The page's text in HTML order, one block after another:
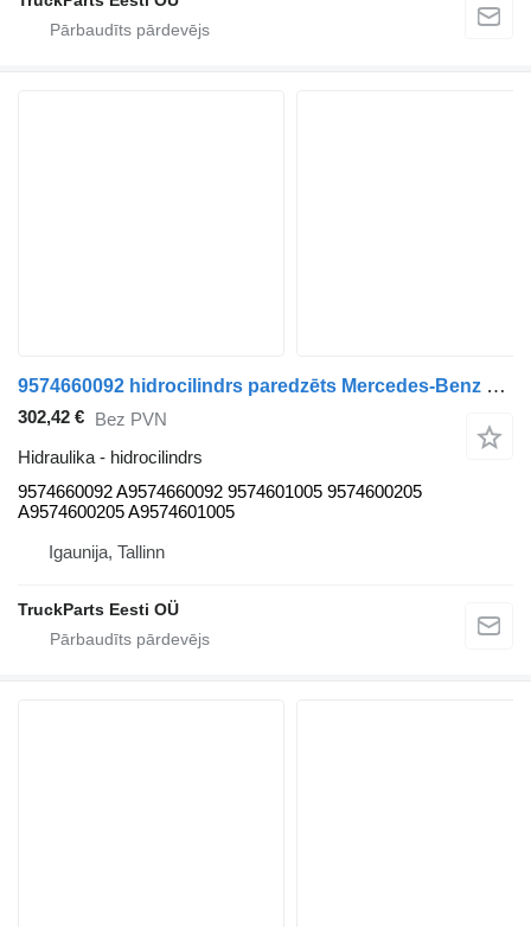
9574660092 hidrocilindrs paredzēts Mercedes-Benz Econic (1998-2014) vilcēja
302,42 € Bez PVN
Hidraulika - hidrocilindrs
9574660092 A9574660092 9574601005 9574600205
A9574600205 A9574601005
Igaunija, Tallinn
TruckParts Eesti OÜ